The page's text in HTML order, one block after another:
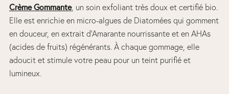
Crème Gommante, un soin exfoliant très doux et certifié bio.
Elle est enrichie en micro-algues de Diatomées qui gomment
en douceur, en extrait d’Amarante nourrissante et en AHAs
(acides de fruits) régénérants. À chaque gommage, elle
adoucit et stimule votre peau pour un teint purifié et
lumineux.